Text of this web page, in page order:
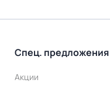
Спец. предложения
Акции